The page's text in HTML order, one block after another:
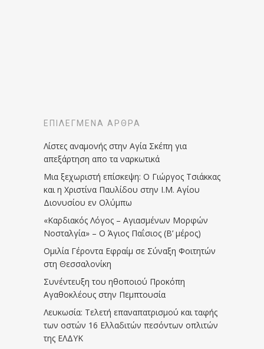
ΕΠΙΛΕΓΜΈΝΑ ΆΡΘΡΑ
Λίστες αναμονής στην Αγία Σκέπη για
απεξάρτηση απο τα ναρκωτικά
Μια ξεχωριστή επίσκεψη: Ο Γιώργος Τσιάκκας
και η Χριστίνα Παυλίδου στην Ι.Μ. Αγίου
Διονυσίου εν Ολύμπω
«Καρδιακός Λόγος – Αγιασμένων Μορφών
Νοσταλγία» – Ο Άγιος Παΐσιος (Β’ μέρος)
Ομιλία Γέροντα Εφραίμ σε Σύναξη Φοιτητών
στη Θεσσαλονίκη
Συνέντευξη του ηθοποιού Προκόπη
Αγαθοκλέους στην Πεμπτουσία
Λευκωσία: Τελετή επαναπατρισμού και ταφής
των οστών 16 Ελλαδιτών πεσόντων οπλιτών
της ΕΛΔΥΚ